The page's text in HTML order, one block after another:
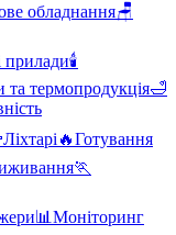
обладнання🪑
прилади🕯️
та термопродукція🛁
Ліхтарі 🔥Готування
🏃
📊 Моніторинг